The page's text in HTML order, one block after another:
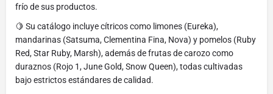
frío de sus productos.
🍋 Su catálogo incluye cítricos como limones (Eureka),
mandarinas (Satsuma, Clementina Fina, Nova) y pomelos (Ruby
Red, Star Ruby, Marsh), además de frutas de carozo como
duraznos (Rojo 1, June Gold, Snow Queen), todas cultivadas
bajo estrictos estándares de calidad.